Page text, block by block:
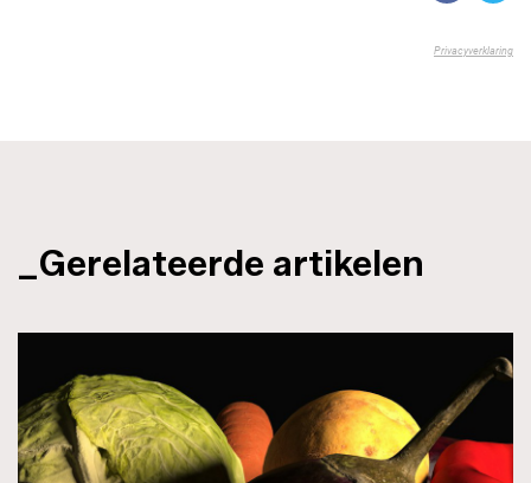
_Gerelateerde artikelen